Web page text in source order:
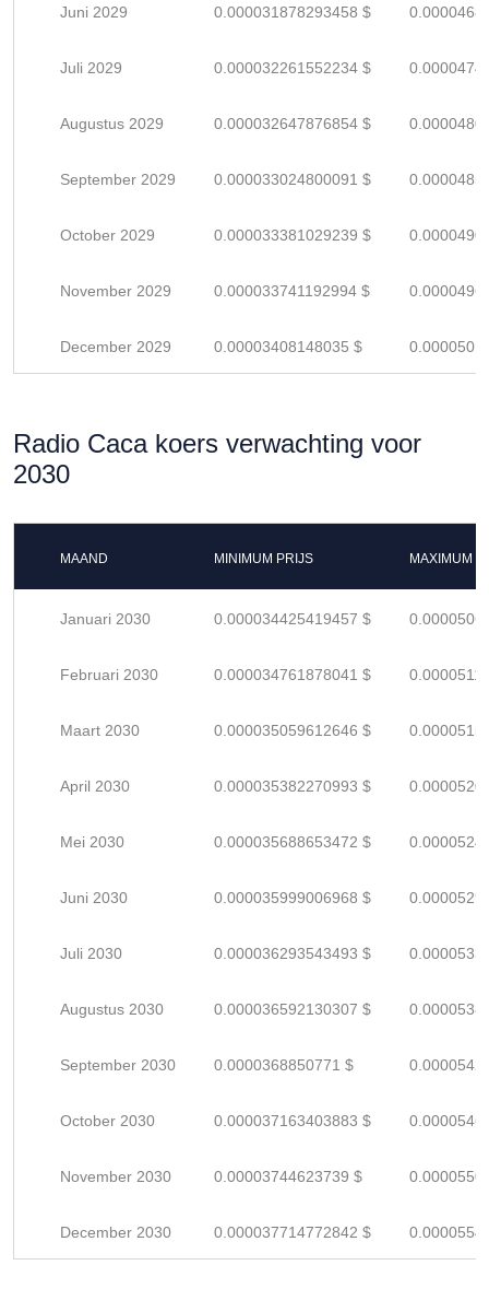
Juni 2029 0.000031878293458 $
Juli 2029 0.000032261552234 $
Augustus 2029 0.000032647876854 $
September 2029 0.000033024800091 $
October 2029 0.000033381029239 $
November 2029 0.000033741192994 $
December 2029 0.00003408148035 $
Radio Caca koers verwachting voor
2030
MAAND MINIMUM PRIJS MAXIMUM
Januari 2030 0.000034425419457 $
Februari 2030 0.000034761878041 $
Maart 2030 0.000035059612646 $
April 2030 0.000035382270993 $
Mei 2030 0.000035688653472 $
Juni 2030 0.000035999006968 $
Juli 2030 0.000036293543493 $
Augustus 2030 0.000036592130307 $
September 2030 0.0000368850771 $
October 2030 0.000037163403883 $
November 2030 0.00003744623739 $
December 2030 0.000037714772842 $